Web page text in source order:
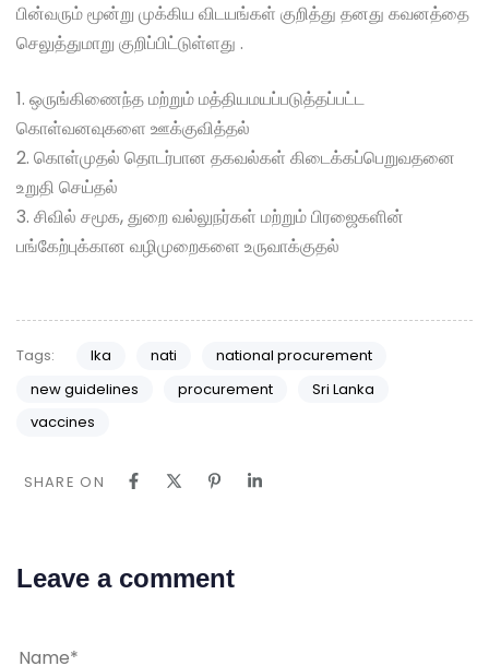
பின்வரும் மூன்று முக்கிய விடயங்கள் குறித்து தனது கவனத்தை
செலுத்துமாறு குறிப்பிட்டுள்ளது .
1. ஒருங்கிணைந்த மற்றும் மத்தியமயப்படுத்தப்பட்ட
கொள்வனவுகளை ஊக்குவித்தல்
2. கொள்முதல் தொடர்பான தகவல்கள் கிடைக்கப்பெறுவதனை
உறுதி செய்தல்
3. சிவில் சமூக, துறை வல்லுநர்கள் மற்றும் பிரஜைகளின்
பங்கேற்புக்கான வழிமுறைகளை உருவாக்குதல்
Tags: lka nati
national procurement
new guidelines
procurement
Sri Lanka
vaccines
SHARE ON
Leave a comment